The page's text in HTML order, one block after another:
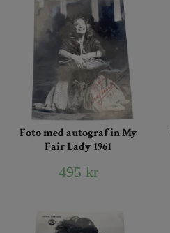
Foto med autograf in My
Fair Lady 1961
495 kr